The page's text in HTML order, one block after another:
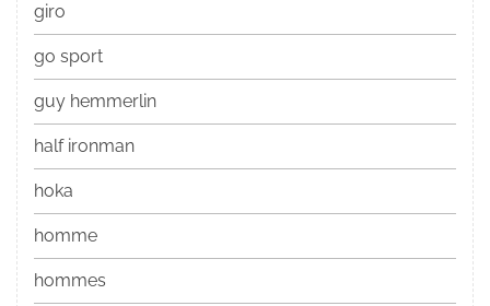
giro
go sport
guy hemmerlin
half ironman
hoka
homme
hommes